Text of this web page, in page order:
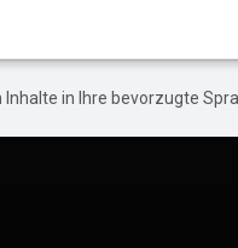
in Ihre bevorzugte